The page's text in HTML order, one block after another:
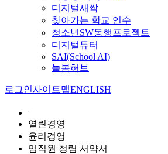
디지털새싹
찾아가는 학교 연수
청소년SW동행프로젝트
디지털튜터
SAI(School AI)
늘봄허브
로그인사이트맵ENGLISH
열린경영
윤리경영
임직원 청렴 서약서